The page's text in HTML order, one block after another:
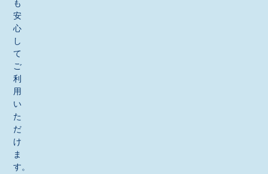
も
安
心
し
て
ご
利
用
い
た
だ
け
ま
す。